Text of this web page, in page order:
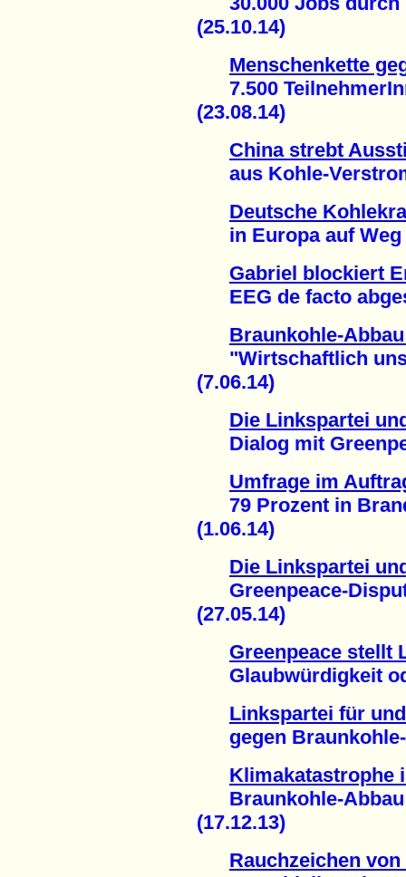
(25.10.14)
Menschenkette
7.500
(23.08.14)
China strebt
aus Kohle-
Deutsche
in Europa auf Weg
Gabriel blockiert
EEG de facto
Braunkohle-
"Wirtschaftlich
(7.06.14)
Die Linkspartei
Dialog mit
Umfrage im
79 Prozent in
(1.06.14)
Die Linkspartei
Greenpeace-
(27.05.14)
Greenpeace stellt
Glaubwürdigkeit
Linkspartei für und
gegen Braunkohle-
Klimakatastrophe
Braunkohle-Abbau
(17.12.13)
Rauchzeichen